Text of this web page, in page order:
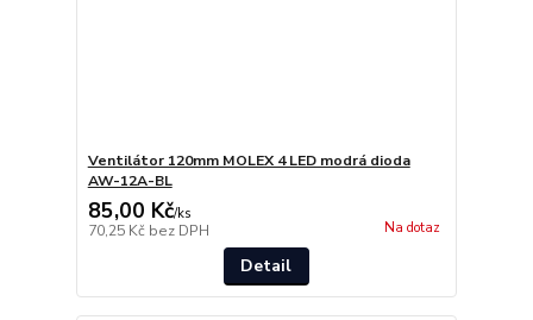
Ventilátor 120mm MOLEX 4 LED modrá dioda
AW-12A-BL
85,00 Kč/ks
70,25 Kč bez DPH Na dotaz
Detail